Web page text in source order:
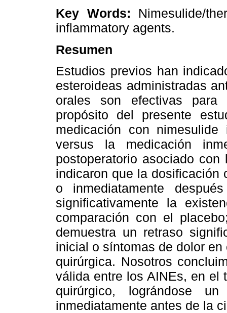
Key Words: Nimesulide/
inflammatory agents.
Resumen
Estudios previos han
esteroideas administradas
orales son efectivas para
propósito del presente
medicación con
versus la medicación
postoperatorio asociado
indicaron que la dosificación
o inmediatamente
significativamente la
comparación con el
demuestra un retraso
inicial o síntomas de dolor
quirúrgica. Nosotros
válida entre los AINEs, en el
quirúrgico, lográndose
inmediatamente antes de la